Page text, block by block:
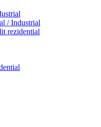
/ Industrial
rezidential